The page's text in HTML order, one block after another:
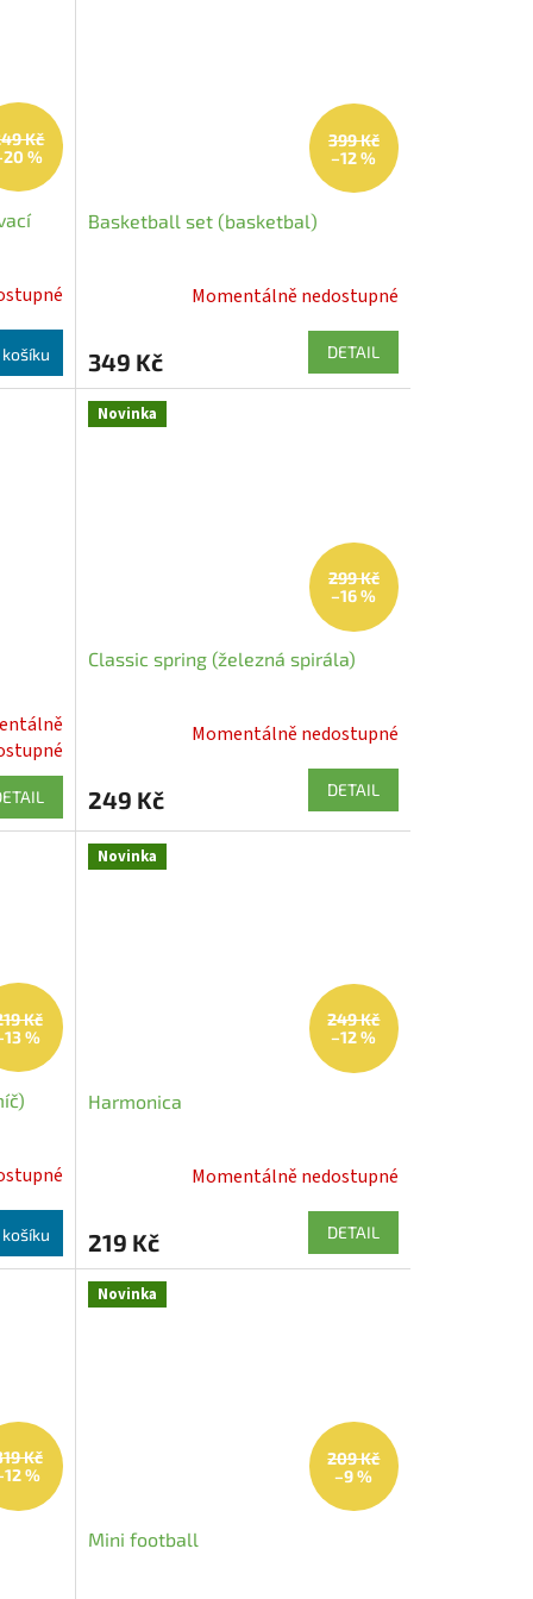
Kč
%
399 Kč
–12 %
Basketball set (basketbal)
Momentálně nedostupné
349 Kč DETAIL
Novinka
299 Kč
–16 %
Classic spring (železná spirála)
Momentálně nedostupné
249 Kč DETAIL
Kč
%
Novinka
249 Kč
–12 %
Harmonica
Momentálně nedostupné
219 Kč DETAIL
Kč
%
Novinka
209 Kč
–9 %
Mini football